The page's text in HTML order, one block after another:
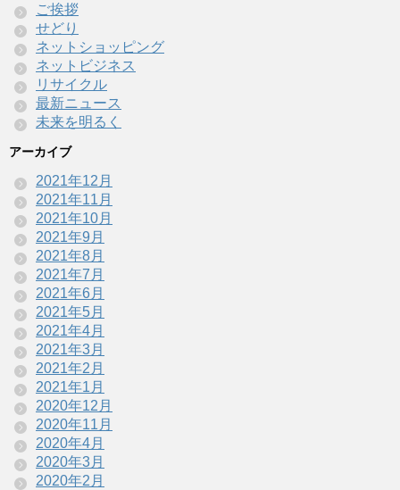
ご挨拶
せどり
ネットショッピング
ネットビジネス
リサイクル
最新ニュース
未来を明るく
アーカイブ
2021年12月
2021年11月
2021年10月
2021年9月
2021年8月
2021年7月
2021年6月
2021年5月
2021年4月
2021年3月
2021年2月
2021年1月
2020年12月
2020年11月
2020年4月
2020年3月
2020年2月